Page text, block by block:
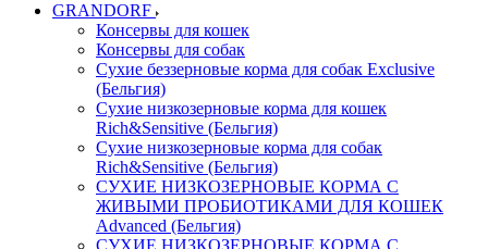
GRANDORF
Консервы для кошек
Консервы для собак
Сухие беззерновые корма для собак Exclusive
(Бельгия)
Сухие низкозерновые корма для кошек
Rich&Sensitive (Бельгия)
Сухие низкозерновые корма для собак
Rich&Sensitive (Бельгия)
СУХИЕ НИЗКОЗЕРНОВЫЕ КОРМА С
ЖИВЫМИ ПРОБИОТИКАМИ ДЛЯ КОШЕК
Advanced (Бельгия)
СУХИЕ НИЗКОЗЕРНОВЫЕ КОРМА С